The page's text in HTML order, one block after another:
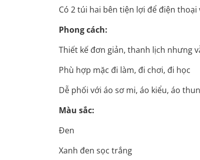
Có 2 túi hai bên tiện lợi để điện thoại
Phong cách:
Thiết kế đơn giản, thanh lịch nhưng
Phù hợp mặc đi làm, đi chơi, đi học
Dễ phối với áo sơ mi, áo kiểu, áo thun
Màu sắc:
Đen
Xanh đen sọc trắng